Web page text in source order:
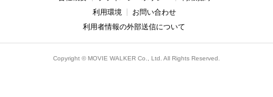
利用環境
お問い合わせ
利用者情報の外部送信について
Copyright © MOVIE WALKER Co., Ltd. All Rights Reserved.